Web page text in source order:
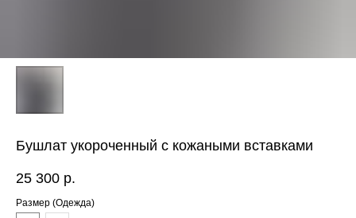
Бушлат укороченный с кожаными вставками
25 300 р.
Размер (Одежда)